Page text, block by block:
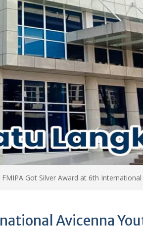
FMIPA Got Silver Award at 6th
Avicenna